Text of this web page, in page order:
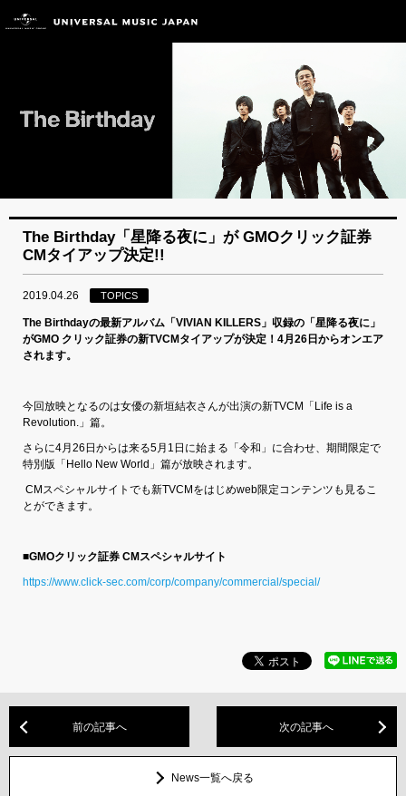
The Birthday「星降る夜に」が GMOクリック証券
CMタイアップ決定!!
2019.04.26 TOPICS
The Birthdayの最新アルバム「VIVIAN KILLERS」収録の「星降る夜に」
がGMO クリック証券の新TVCMタイアップが決定！4月26日からオンエア
されます。
今回放映となるのは女優の新垣結衣さんが出演の新TVCM「Life is a
Revolution.」篇。
さらに4月26日からは来る5月1日に始まる「令和」に合わせ、期間限定で
特別版「Hello New World」篇が放映されます。
CMスペシャルサイトでも新TVCMをはじめweb限定コンテンツも見るこ
とができます。
■GMOクリック証券 CMスペシャルサイト
https://www.click-sec.com/corp/company/commercial/special/
前の記事へ 次の記事へ
News一覧へ戻る